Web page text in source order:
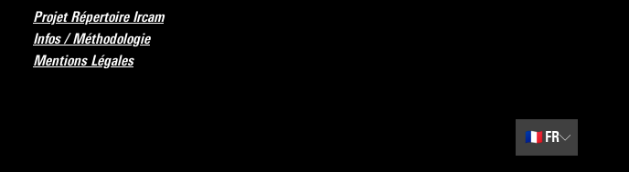
Projet Répertoire Ircam
Infos / Méthodologie
Mentions Légales
🇫🇷 FR